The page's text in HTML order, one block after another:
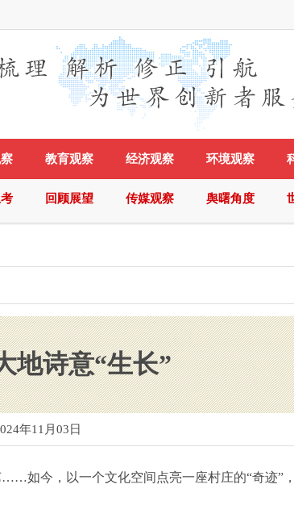
教育观察 经济观察 环境观察
回顾展望 传媒观察 舆曙角度
地诗意“生长”
年11月03日
如今，以一个文化空间点亮一座村庄的“奇迹”